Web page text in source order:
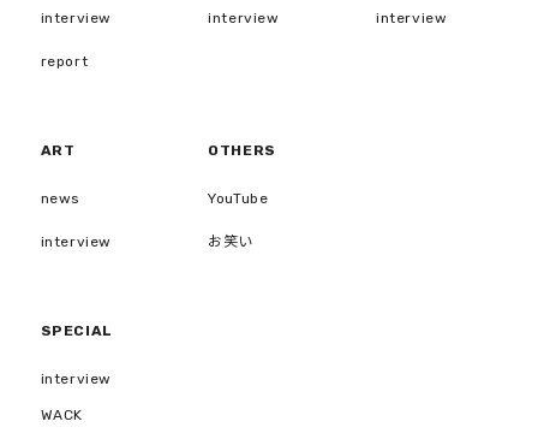
interview
report
interview interview
ART
news
interview
OTHERS
YouTube
お笑い
SPECIAL
interview
WACK